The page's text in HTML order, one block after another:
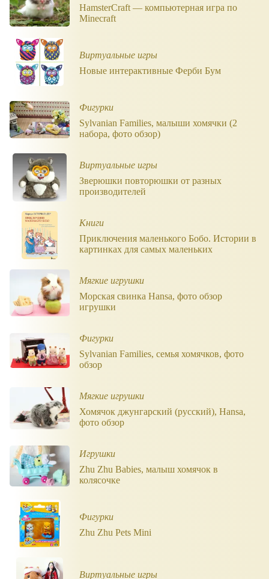
HamsterCraft — компьютерная игра по
Minecraft
Виртуальные игры
Новые интерактивные Ферби Бум
Фигурки
Sylvanian Families, малыши хомячки (2
набора, фото обзор)
Виртуальные игры
Зверюшки повторюшки от разных
производителей
Книги
Приключения маленького Бобо. Истории в
картинках для самых маленьких
Мягкие игрушки
Морская свинка Hansa, фото обзор
игрушки
Фигурки
Sylvanian Families, семья хомячков, фото
обзор
Мягкие игрушки
Хомячок джунгарский (русский), Hansa,
фото обзор
Игрушки
Zhu Zhu Babies, малыш хомячок в
колясочке
Фигурки
Zhu Zhu Pets Mini
Виртуальные игры